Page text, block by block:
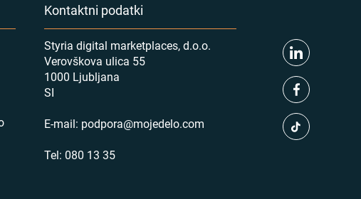
Kontaktni podatki
Styria digital marketplaces, d.o.o.
Verovškova ulica 55
1000 Ljubljana
SI
E-mail: podpora@mojedelo.com
Tel: 080 13 35